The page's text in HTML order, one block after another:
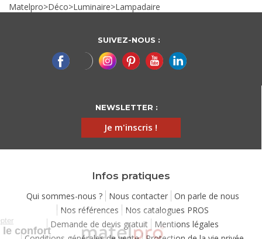
Matelpro>Déco>Luminaire>Lampadaire
SUIVEZ-NOUS :
NEWSLETTER :
Je m'inscris !
Infos pratiques
Qui sommes-nous ? Nous contacter
On parle de nous
Nos références
Nos catalogues PROS
Demande de devis gratuit
Mentions légales
Continuer sans accepter
Chez Matelpro, le confort